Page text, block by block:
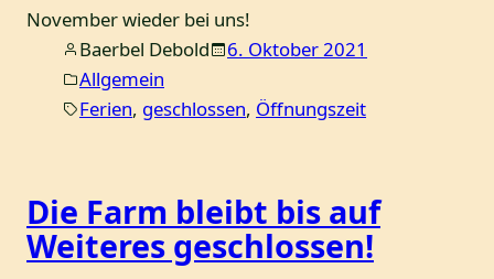
November wieder bei uns!
Baerbel Debold
6. Oktober 2021
Allgemein
Ferien, geschlossen, Öffnungszeit
Die Farm bleibt bis auf
Weiteres geschlossen!